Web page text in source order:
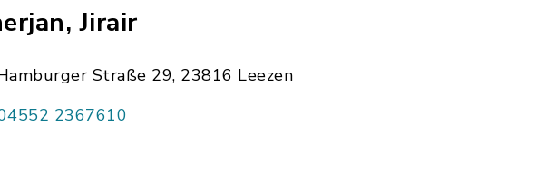
Jirair
Straße 29, 23816 Leezen
2367610